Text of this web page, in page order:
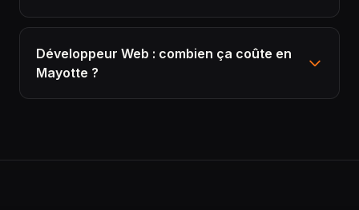
Développeur Web : combien ça coûte en
Mayotte ?